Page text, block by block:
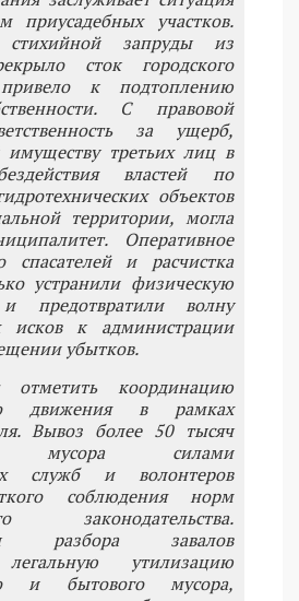
приусадебных участков.
стихийной запруды из
сток городского
к подтоплению
С правовой
за ущерб,
третьих лиц в
властей по
объектов
территории, могла
Оперативное
спасателей и расчистка
устранили физическую
предотвратили волну
исков к администрации
убытков.
отметить координацию
движения в рамках
Вывоз более 50 тысяч
мусора силами
служб и волонтеров
соблюдения норм
законодательства.
разбора завалов
утилизацию
и бытового мусора,